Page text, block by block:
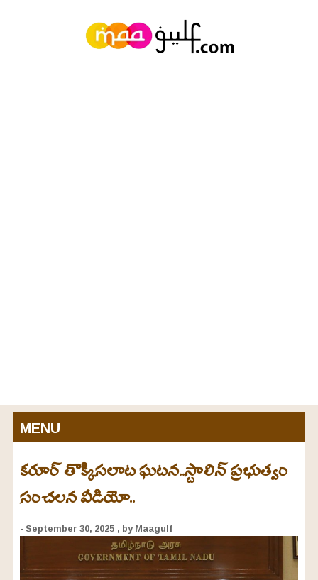
MENU
కరూర్ తొక్కిసలాట ఘటన..స్టాలిన్ ప్రభుత్వం
సంచలన వీడియో..
- September 30, 2025 , by Maagulf